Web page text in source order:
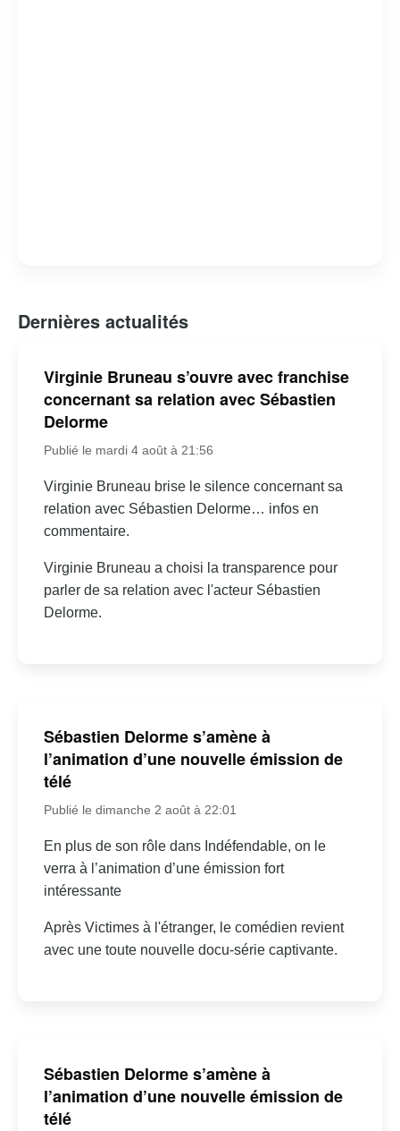
Dernières actualités
Virginie Bruneau s’ouvre avec franchise
concernant sa relation avec Sébastien
Delorme
Publié le mardi 4 août à 21:56
Virginie Bruneau brise le silence concernant sa
relation avec Sébastien Delorme… infos en
commentaire.
Virginie Bruneau a choisi la transparence pour
parler de sa relation avec l'acteur Sébastien
Delorme.
Sébastien Delorme s’amène à
l’animation d’une nouvelle émission de
télé
Publié le dimanche 2 août à 22:01
En plus de son rôle dans Indéfendable, on le
verra à l’animation d’une émission fort
intéressante
Après Victimes à l'étranger, le comédien revient
avec une toute nouvelle docu-série captivante.
Sébastien Delorme s’amène à
l’animation d’une nouvelle émission de
télé